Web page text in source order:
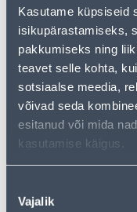
Kasutame küpsiseid
isikupärastamiseks,
pakkumiseks ning
teavet selle kohta,
sotsiaalse meedia,
võivad seda
esitanud või mida
kasutamise käigus.
valik
Vajalik
Посмотреть
• 14-päevane
• HANKIJA LAOST